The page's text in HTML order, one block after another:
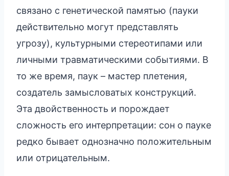
связано с генетической памятью (пауки
действительно могут представлять
угрозу), культурными стереотипами или
личными травматическими событиями. В
то же время, паук – мастер плетения,
создатель замысловатых конструкций.
Эта двойственность и порождает
сложность его интерпретации: сон о пауке
редко бывает однозначно положительным
или отрицательным.